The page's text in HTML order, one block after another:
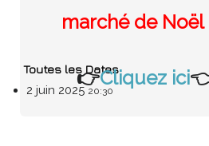
marché de Noël
👉Cliquez ici
Toutes les Dates
2 juin 2025 20:30